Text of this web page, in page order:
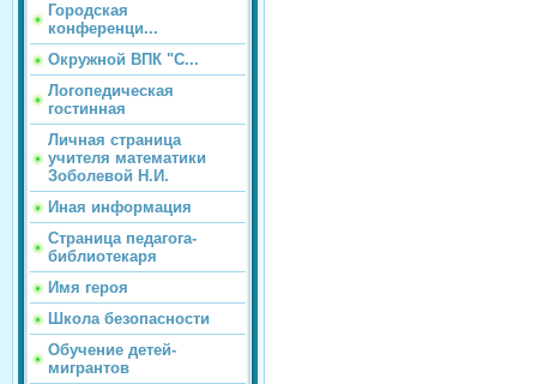
Городская
конференци...
Окружной ВПК "С...
Логопедическая
гостинная
Личная страница
учителя математики
Зоболевой Н.И.
Иная информация
Страница педагога-
библиотекаря
Имя героя
Школа безопасности
Обучение детей-
мигрантов